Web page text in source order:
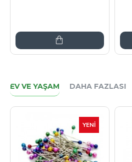
EV VE YAŞAM DAHA FAZLASI
YENI